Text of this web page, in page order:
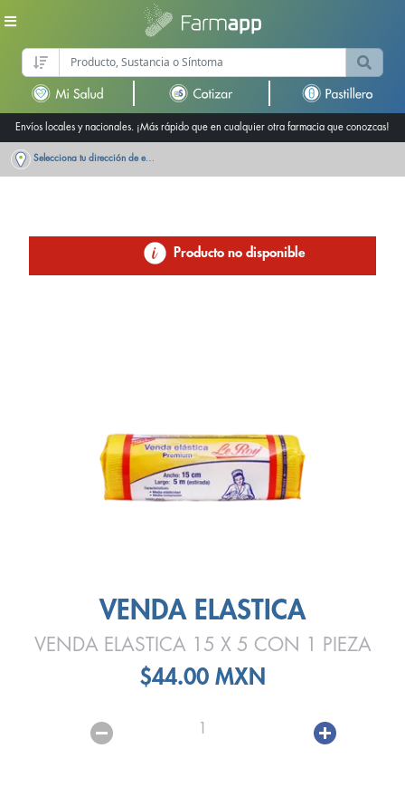
Envíos locales y nacionales. ¡Más rápido que en cualquier otra farmacia que conozcas!
Selecciona tu dirección de entrega
Producto no disponible
VENDA ELASTICA
VENDA ELASTICA 15 X 5 CON 1 PIEZA
$44.00 MXN
1